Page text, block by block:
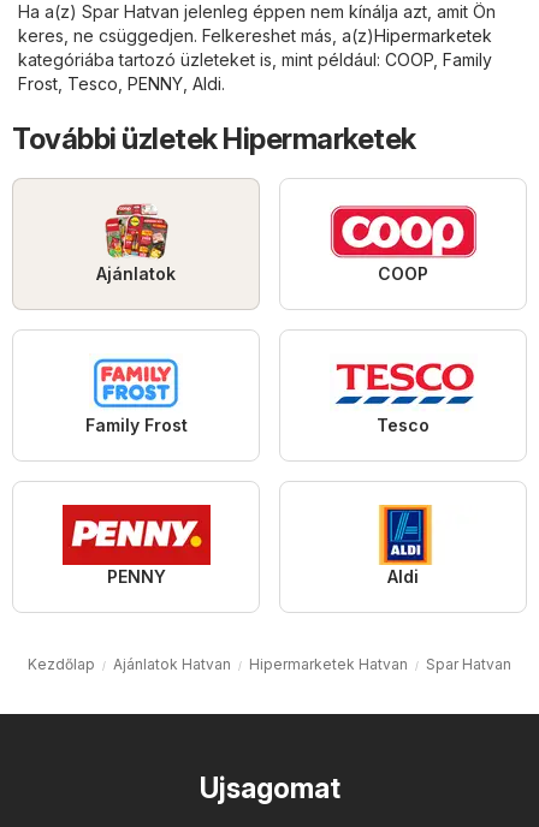
Ha a(z) Spar Hatvan jelenleg éppen nem kínálja azt, amit Ön
keres, ne csüggedjen. Felkereshet más, a(z)Hipermarketek
kategóriába tartozó üzleteket is, mint például: COOP Family
Frost Tesco PENNY Aldi.
További üzletek Hipermarketek
Ajánlatok COOP
Family Frost Tesco
PENNY Aldi
Kezdőlap Ajánlatok Hatvan Hipermarketek Hatvan Spar Hatvan
Ujsagomat